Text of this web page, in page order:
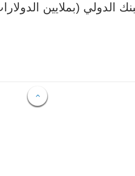
(بملايين الدولارات) 2026/